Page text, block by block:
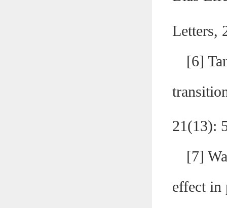
Letters,
[6]
21(13):
[7]
effect in